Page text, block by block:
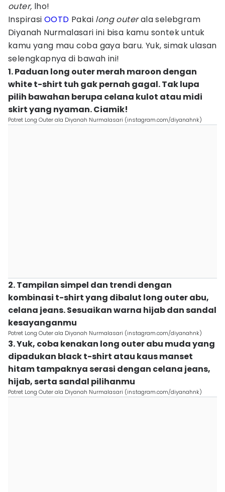
outer, lho!
InspirasiOOTD Pakai long outerala selebgram
Diyanah Nurmalasari ini bisa kamu sontek untuk
kamu yang mau coba gaya baru. Yuk, simak ulasan
selengkapnya di bawah ini!
1. Paduan long outer merah maroon dengan
white t-shirt tuh gak pernah gagal. Tak lupa
pilih bawahan berupa celana kulot atau midi
skirt yang nyaman. Ciamik!
Potret Long Outer ala Diyanah Nurmalasari (instagram.com/diyanahnk)
2. Tampilan simpel dan trendi dengan
kombinasi t-shirt yang dibalut long outer abu,
celana jeans. Sesuaikan warna hijab dan sandal
kesayanganmu
Potret Long Outer ala Diyanah Nurmalasari (instagram.com/diyanahnk)
3. Yuk, coba kenakan long outer abu muda yang
dipadukan black t-shirt atau kaus manset
hitam tampaknya serasi dengan celana jeans,
hijab, serta sandal pilihanmu
Potret Long Outer ala Diyanah Nurmalasari (instagram.com/diyanahnk)